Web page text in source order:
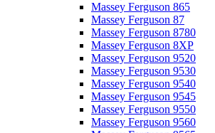
Massey Ferguson 865
Massey Ferguson 87
Massey Ferguson 8780
Massey Ferguson 8XP
Massey Ferguson 9520
Massey Ferguson 9530
Massey Ferguson 9540
Massey Ferguson 9545
Massey Ferguson 9550
Massey Ferguson 9560